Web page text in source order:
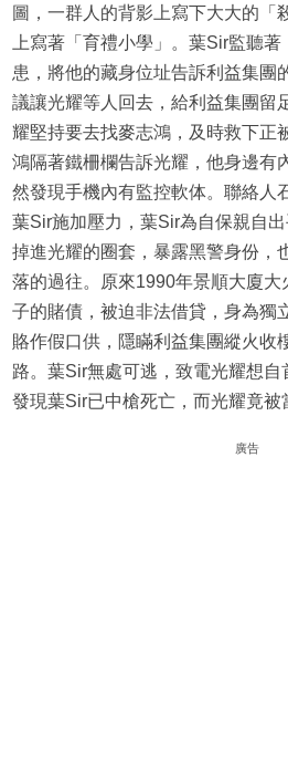
圖，一群人的背影上寫下大大的「
上寫著「育禮小學」。葉Sir監聽
患，將他的藏身位址告訴利益集團
議讓光耀等人回去，給利益集團留
耀堅持要去找麥志鴻，及時救下正
鴻隔著鐵柵欄告訴光耀，他身邊有
然發現手機內有監控軟体。聯絡人
葉Sir施加壓力，葉Sir為自保親自
掉進光耀的圈套，暴露黑警身份，
落的過往。原來1990年景順大廈
子的賭債，被迫非法借貸，身為獨
賂作假口供，隱瞞利益集團縱火收
路。葉Sir無處可逃，致電光耀想自
發現葉Sir已中槍死亡，而光耀竟被
廣告